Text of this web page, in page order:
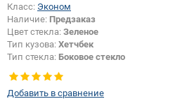
Класс: Эконом
Наличие: Предзаказ
Цвет стекла: Зеленое
Тип кузова: Хетчбек
Тип стекла: Боковое стекло
Добавить в сравнение